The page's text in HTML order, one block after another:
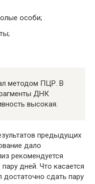
особи;
методом ПЦР. В
ДНК
высокая.
предыдущих
дало
рекомендуется
дней. Что касается
сдать пару